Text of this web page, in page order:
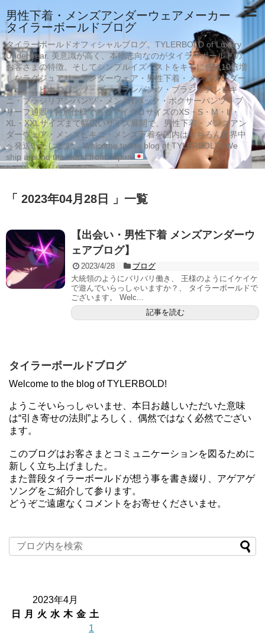
男性下着・メンズアンダーウェアメーカー
タイラーボールドブログ
タイラーボールドオフィシャルブログ。TYLERBOLD of Luxury
Underwear. 美意識が高く、本物志向なのがタイラーボールドの
お客さまの特徴。そしてシンプルイズベストをキモに色気10倍増
しなラグジュアリーアンダーウェア・男性下着・メンズアンダー
ウェア・ビキニパンツ・ブーメランパンツ・ブラジリアンビキ
ニ・ブラジリアンパンツ・メンズTバック・ボクサーパンツ・ブ
リーフ通販 | 特別仕様であるマイクロサイズのXS・S・M・L・
XL・XXLサイズまで幅広いサイズ展開で、男性下着・メンズアン
ダーウェア・メンズビキニ・メンズ下着を国内はもちろん世界中
へ発送いたします。 Welcome to the blog of TYLERBOLD! We
ship around the world from Japan
「 2023年04月28日 」一覧
【出会い・男性下着 メンズアンダーウ
ェアブログ】
2023/4/28
ブログ
大統領のようにバリバリ働き、 王様のようにイケイケ
で遊んでいらっしゃいますか？、 タイラーボールドで
ございます。 Welc...
記事を読む
タイラーボールドブログ
Welcome to the blog of TYLERBOLD!
ようこそいらっしゃいませ、本日お越しいただいた意味
は“引き寄せの法則”よろしく、偶然ではなく必然でござい
ます。
このブログはお客さまとコミュニケーションを図るために
新しく立ち上げました。
また普段タイラーボールドが想う事を書き綴り、アゲアゲ
ソングをご紹介して参ります。
どうぞご遠慮なくコメントをお寄せくださいませ。
2023年4月
日
月 火 水 木 金 土
1